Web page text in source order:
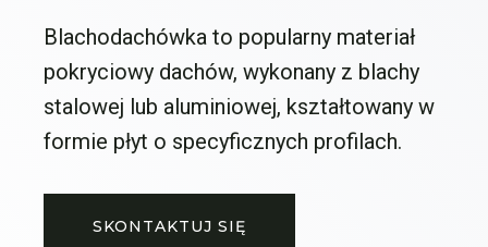
Blachodachówka to popularny materiał
pokryciowy dachów, wykonany z blachy
stalowej lub aluminiowej, kształtowany w
formie płyt o specyficznych profilach.
SKONTAKTUJ SIĘ